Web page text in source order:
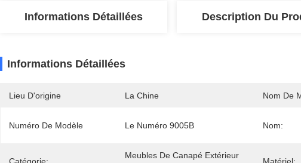
Informations Détaillées Description Du
Informations Détaillées
Lieu D'origine La Chine Nom De
Numéro De Modèle Le Numéro 9005B Nom:
Meubles De Canapé Extérieur